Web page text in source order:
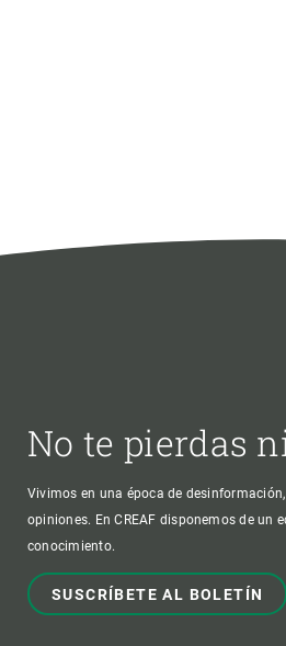
No te pierdas
Vivimos en una época de
opiniones. En CREAF disponemos de un
conocimiento.
SUSCRÍBETE AL BOLETÍN